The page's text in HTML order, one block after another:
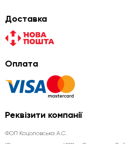
Доставка
Оплата
Реквізити компанії
ФОП Коцоловська А.С.